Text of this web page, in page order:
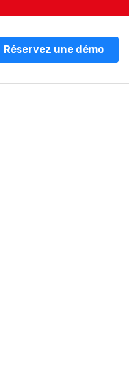
Réservez une démo